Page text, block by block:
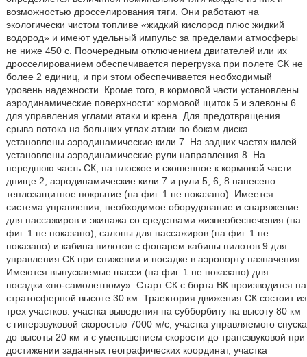
возможностью дросселирования тяги. Они работают на
экологически чистом топливе «жидкий кислород плюс жидкий
водород» и имеют удельный импульс за пределами атмосферы
не ниже 450 с. Поочередным отключением двигателей или их
дросселированием обеспечивается перегрузка при полете СК не
более 2 единиц, и при этом обеспечивается необходимый
уровень надежности. Кроме того, в кормовой части установлены
аэродинамические поверхности: кормовой щиток 5 и элевоны 6
для управления углами атаки и крена. Для предотвращения
срыва потока на больших углах атаки по бокам диска
установлены аэродинамические кили 7. На задних частях килей
установлены аэродинамические рули направления 8. На
переднюю часть СК, на плоское и скошенное к кормовой части
днище 2, аэродинамические кили 7 и рули 5, 6, 8 нанесено
теплозащитное покрытие (на фиг. 1 не показано). Имеется
система управления, необходимое оборудование и снаряжение
для пассажиров и экипажа со средствами жизнеобеспечения (на
фиг. 1 не показано), салоны для пассажиров (на фиг. 1 не
показано) и кабина пилотов с фонарем кабины пилотов 9 для
управления СК при снижении и посадке в аэропорту назначения.
Имеются выпускаемые шасси (на фиг. 1 не показано) для
посадки «по-самолетному». Старт СК с борта ВК производится на
стратосферной высоте 30 км. Траектория движения СК состоит из
трех участков: участка выведения на субборбиту на высоту 80 км
с гиперзвуковой скоростью 7000 м/с, участка управляемого спуска
до высоты 20 км и с уменьшением скорости до трансзвуковой при
достижении заданных географических координат, участка